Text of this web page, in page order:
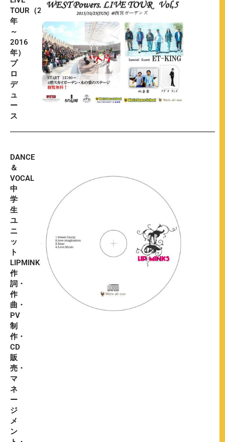
TOUR（2011
年
～
2016
年）
プ
ロ
デ
ュ
ー
ス
DANCE
＆
VOCAL
中
学
生
ユ
ニ
ッ
ト
LIPMINKS
作
詞・
作
曲・
PV
制
作・
CD
販
売・
マ
ネ
ー
ジ
メ
ン